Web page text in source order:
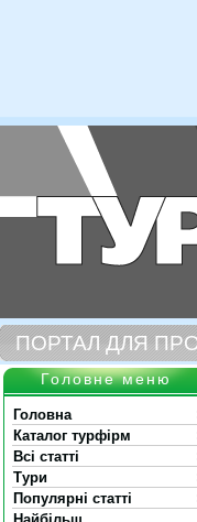
ПОРТАЛ ДЛЯ
Головне меню
Головна
Каталог турфірм
Всі статті
Тури
Популярні статті